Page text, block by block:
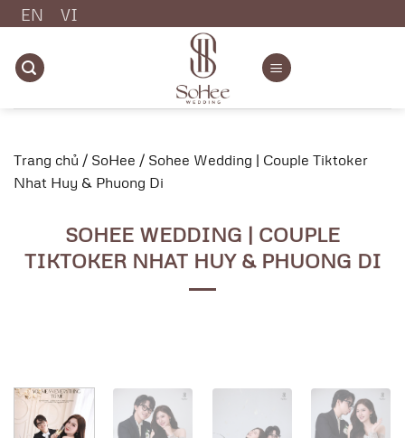
Chuyển
đến
nội
dung
EN VI
Trang chủ / SoHee / Sohee Wedding | Couple Tiktoker
Nhat Huy & Phuong Di
SOHEE WEDDING | COUPLE
TIKTOKER NHAT HUY & PHUONG DI